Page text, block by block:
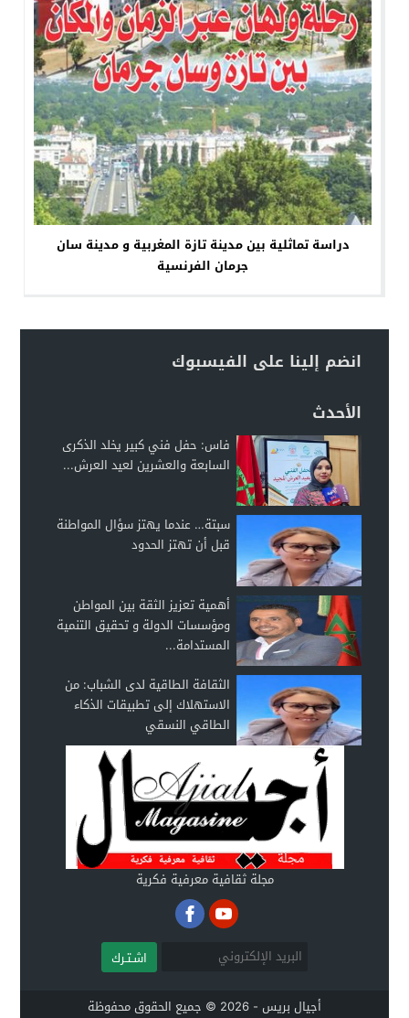
دراسة تماثلية بين مدينة تازة المغربية و مدينة سان
جرمان الفرنسية
انضم إلينا على الفيسبوك
الأحدث
فاس: حفل فني كبير يخلد الذكرى
السابعة والعشرين لعيد العرش...
سبتة… عندما يهتز سؤال المواطنة
قبل أن تهتز الحدود
أهمية تعزيز الثقة بين المواطن
ومؤسسات الدولة و تحقيق التنمية
المستدامة...
الثقافة الطاقية لدى الشباب: من
الاستهلاك إلى تطبيقات الذكاء
الطاقي النسقي
مجلة ثقافية معرفية فكرية
اشـتـرك
أجيال بريس - 2026 © جميع الحقوق محفوظة